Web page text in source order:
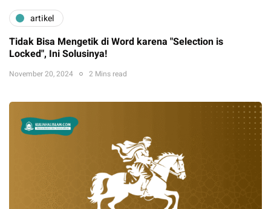
artikel
Tidak Bisa Mengetik di Word karena "Selection is
Locked", Ini Solusinya!
November 20, 2024 2 Mins read